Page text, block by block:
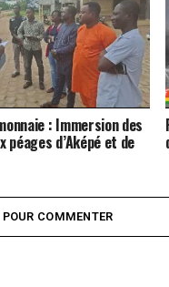
: Immersion des
d’Aképé et de
COMMENTER